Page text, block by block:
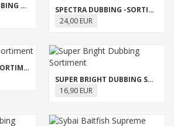
SLF SALTWATER DUBBING BLENDS SORTIMENT
SPECTRA DUBBING -SORTIMENT
24,00 EUR
STS TRILOBAL DUB SORTIMENT
SUPER BRIGHT DUBBING SORTIMENT
16,90 EUR